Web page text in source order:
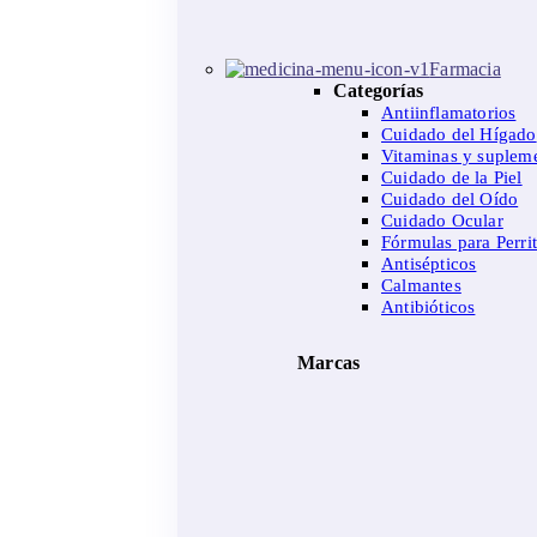
Farmacia
Categorías
Antiinflamatorios
Cuidado del Hígado
Vitaminas y
Cuidado de la Piel
Cuidado del Oído
Cuidado Ocular
Fórmulas para
Antisépticos
Calmantes
Antibióticos
Marcas